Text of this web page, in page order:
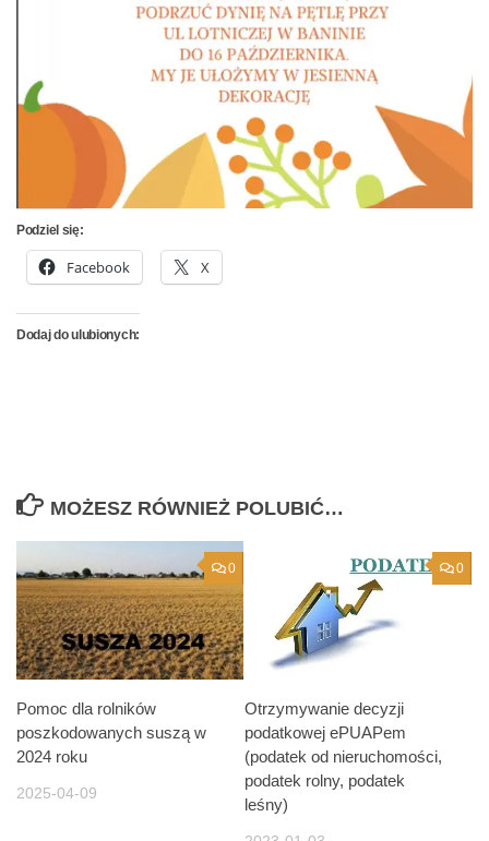
Podziel się:
Facebook X
Dodaj do ulubionych:
MOŻESZ RÓWNIEŻ POLUBIĆ…
0
Pomoc dla rolników
poszkodowanych suszą w
2024 roku
2025-04-09
0
Otrzymywanie decyzji
podatkowej ePUAPem
(podatek od nieruchomości,
podatek rolny, podatek
leśny)